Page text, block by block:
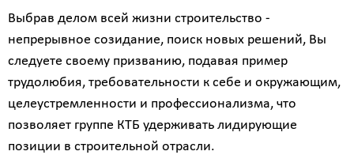
Выбрав делом всей жизни строительство -
непрерывное созидание, поиск новых решений, Вы
следуете своему призванию, подавая пример
трудолюбия, требовательности к себе и окружающим,
целеустремленности и профессионализма, что
позволяет группе КТБ удерживать лидирующие
позиции в строительной отрасли.